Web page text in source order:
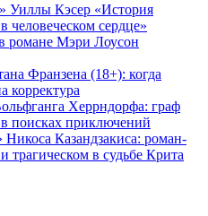
Кэсер «История
человеческом сердце»
романе Мэри Лоусон
Франзена (18+): когда
корректура
Херрндорфа: граф
поисках приключений
Казандзакиса: роман-
трагическом в судьбе Крита